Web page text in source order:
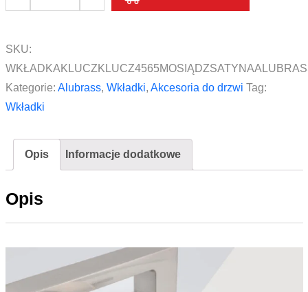
45/65
mm
Alubrass
Mosiądz
SKU:
Kategorie: Alubrass, Wkładki, Akcesoria do drzwi Tag:
Wkładki
Opis Informacje dodatkowe
Opis